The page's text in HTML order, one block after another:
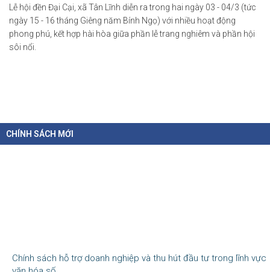
Lễ hội đền Đại Cại, xã Tân Lĩnh diễn ra trong hai ngày 03 - 04/3 (tức
ngày 15 - 16 tháng Giêng năm Bính Ngọ) với nhiều hoạt động
phong phú, kết hợp hài hòa giữa phần lễ trang nghiêm và phần hội
sôi nổi.
CHÍNH SÁCH MỚI
07-08-2026